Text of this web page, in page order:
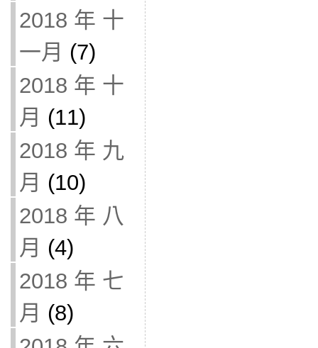
2018 年 十
一月 (7)
2018 年 十
月 (11)
2018 年 九
月 (10)
2018 年 八
月 (4)
2018 年 七
月 (8)